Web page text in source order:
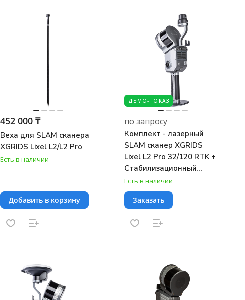
452 000 ₸
Веха для SLAM сканера
XGRIDS Lixel L2/L2 Pro
Есть в наличии
Добавить в корзину
ДЕМО-ПОКАЗ
по запросу
Комплект - лазерный
SLAM сканер XGRIDS
Lixel L2 Pro 32/120 RTK +
Стабилизационный
жилет L2 Pro + Веха L2
Pro + ПО Lixel Studio
Online Activation
Есть в наличии
Заказать